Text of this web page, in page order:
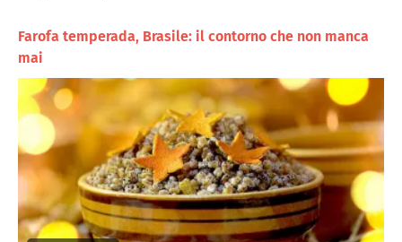
Farofa temperada, Brasile: il contorno che non manca
mai